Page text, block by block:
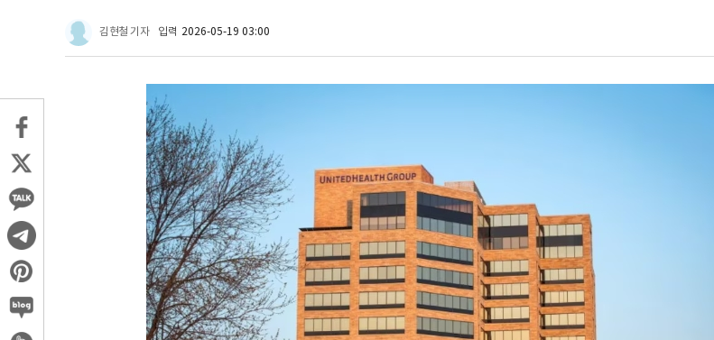
김현철 기자 입력 2026-05-19 03:00